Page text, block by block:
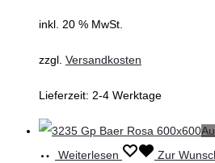
inkl. 20 % MwSt.
zzgl. Versandkosten
Lieferzeit: 2-4 Werktage
Weiterlesen
Zur